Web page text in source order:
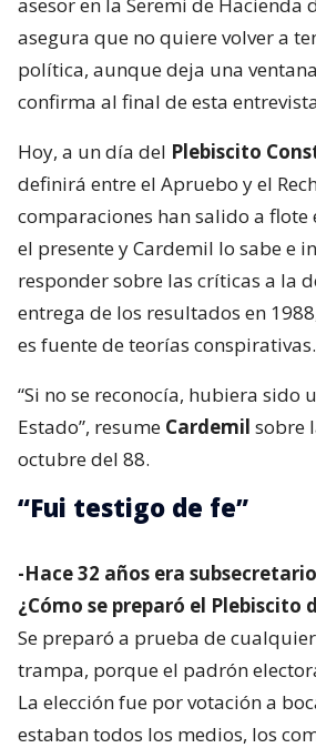
asegura que no quiere volver a
política, aunque deja una
confirma al final de esta
Hoy, a un día del Plebiscito
definirá entre el Apruebo y el
comparaciones han salido a flote
el presente y Cardemil lo sabe e
responder sobre las críticas a la
entrega de los resultados en
es fuente de teorías conspirativas.
“Si no se reconocía, hubiera sido
Estado”, resume Cardemil sobre
octubre del 88.
“Fui testigo de fe”
-Hace 32 años era
¿Cómo se preparó el Plebiscito
Se preparó a prueba de
trampa, porque el padrón
La elección fue por votación a
estaban todos los medios, los